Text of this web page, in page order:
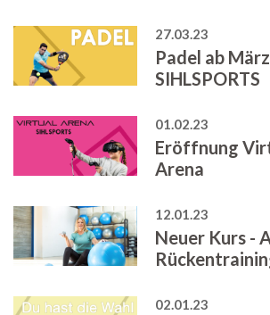
27.03.23
Padel ab
SIHLSPORTS
01.02.23
Eröffnung
Arena
12.01.23
Neuer Kurs -
02.01.23